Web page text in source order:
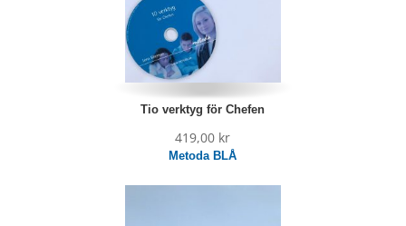
Tio verktyg för Chefen
419,00 kr